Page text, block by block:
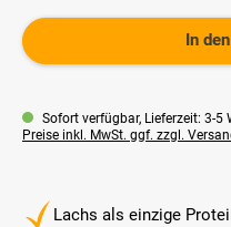
Lachs als einzige
In
Sofort verfügbar, Lieferzeit: 3-5
Preise inkl. MwSt. ggf. zzgl.